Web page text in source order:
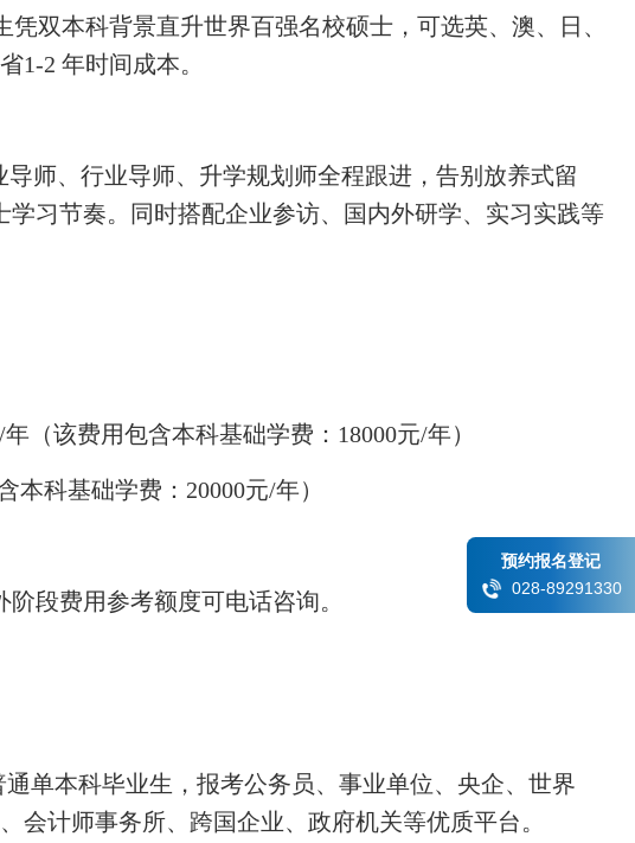
预约报名登记
028-89291330
双本科背景直升世界百强名校硕士，可选英、澳、日、
1-2 年时间成本。
师、行业导师、升学规划师全程跟进，告别放养式留
习节奏。同时搭配企业参访、国内外研学、实习实践等
（该费用包含本科基础学费：18000元/年）
科基础学费：20000元/年）
段费用参考额度可电话咨询。
单本科毕业生，报考公务员、事业单位、央企、世界
会计师事务所、跨国企业、政府机关等优质平台。